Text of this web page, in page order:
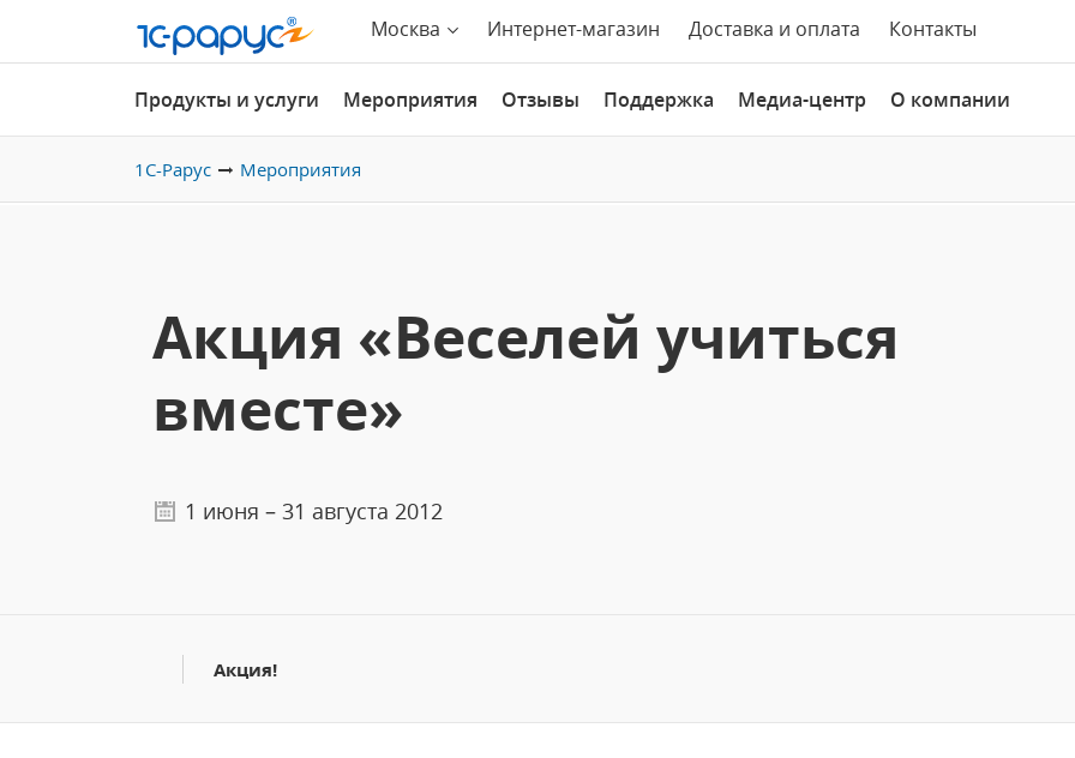
Москва Интернет-магазин Доставка и оплата Контакты
Продукты и услуги Мероприятия Отзывы Поддержка Медиа-центр О компании
1С-Рарус Мероприятия
Акция «Веселей учиться
вместе»
1 июня – 31 августа 2012
Акция!